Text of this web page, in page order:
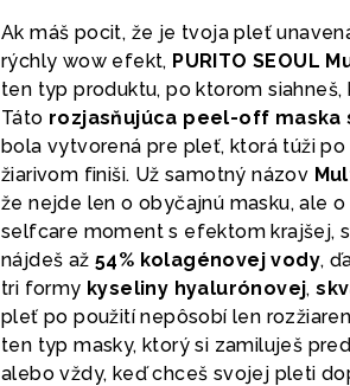
Ak máš pocit, že je tvoja pleť
rýchly wow efekt, PURITO SEOUL
ten typ produktu, po ktorom
Táto rozjasňujúca peel-off maska
bola vytvorená pre pleť, ktorá túži
žiarivom finiši. Už samotný názov
že nejde len o obyčajnú masku, ale
selfcare moment s efektom krajšej,
nájdeš až54% kolagénovej vody,
tri formy kyseliny hyalurónovej,
pleť po použití nepôsobí len
ten typ masky, ktorý si zamiluješ
alebo vždy, keď chceš svojej pleti